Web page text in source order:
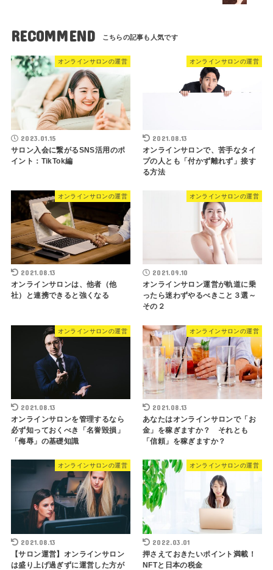
RECOMMEND
オンラインサロンの運営
2023.01.15
サロン入会に繋がるSNS活用のポ
イント：TikTok編
オンラインサロンの運営
2021.08.13
オンラインサロンで、苦手なタイ
プの人とも「付かず離れず」接す
る方法
オンラインサロンの運営
2021.08.13
オンラインサロンは、他者（他
社）と連携できると強くなる
オンラインサロンの運営
2021.09.10
オンラインサロン運営が軌道に乗
ったら迷わずやるべきこと３選～
その２
オンラインサロンの運営
2021.08.13
オンラインサロンを管理するなら
必ず知っておくべき「名誉毀損」
「侮辱」の基礎知識
オンラインサロンの運営
2021.08.13
あなたはオンラインサロンで「お
金」を稼ぎますか？ それとも
「信頼」を稼ぎますか？
オンラインサロンの運営
2021.08.13
【サロン運営】オンラインサロン
は盛り上げ過ぎずに運営した方が
オンラインサロンの運営
2022.03.01
押さえておきたいポイント満載！
NFTと日本の税金